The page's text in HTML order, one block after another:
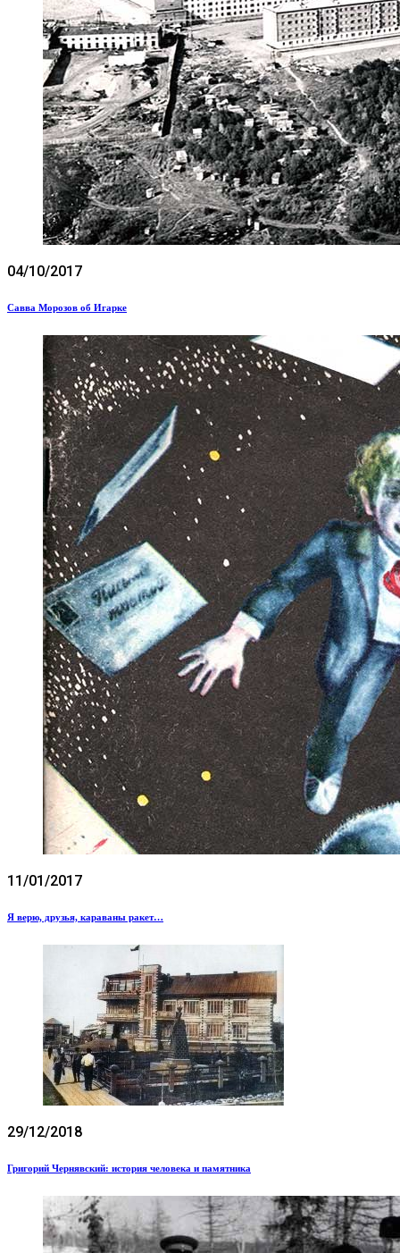
04/10/2017
Савва Морозов об Игарке
11/01/2017
Я верю, друзья, караваны ракет…
29/12/2018
Григорий Чернявский: история человека и памятника